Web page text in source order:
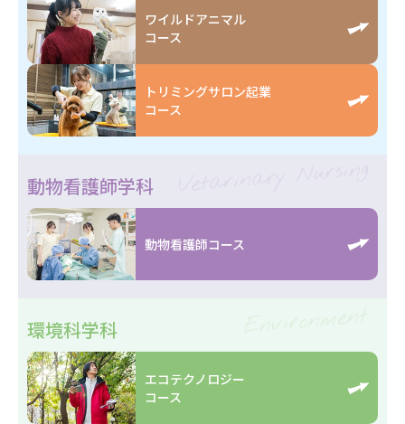
ワイルドアニマル
コース
トリミングサロン起業
コース
動物看護師学科
動物看護師コース
環境科学科
エコテクノロジー
コース